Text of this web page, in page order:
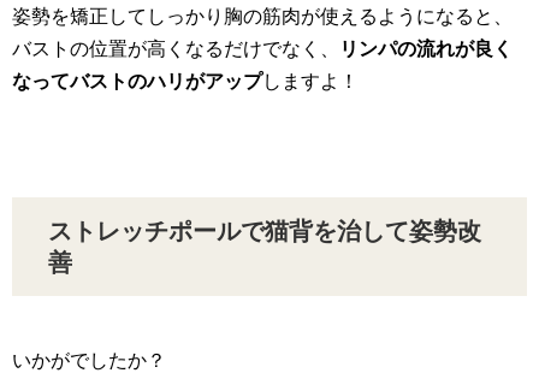
姿勢を矯正してしっかり胸の筋肉が使えるようになると、
バストの位置が高くなるだけでなく、
リンパの流れが良く
なってバストのハリがアップしますよ！
ストレッチポールで猫背を治して姿勢改
善
いかがでしたか？